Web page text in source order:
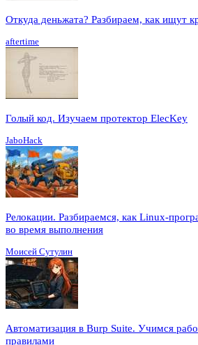
Откуда деньжата? Разбираем, как ищут
aftertime
Голый код. Изучаем протектор ElecKey
JaboHack
Релокации. Разбираемся, как Linux-
во время выполнения
Моисей Сутулин
Автоматизация в Burp Suite. Учимся
правилами